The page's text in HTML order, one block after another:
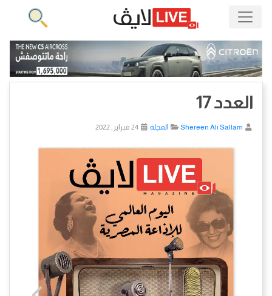
العدد 17
Shereen Ali Sallam المجلة